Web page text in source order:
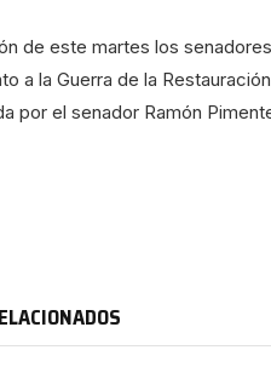
de este martes los
a la Guerra de la
por el senador Ramón